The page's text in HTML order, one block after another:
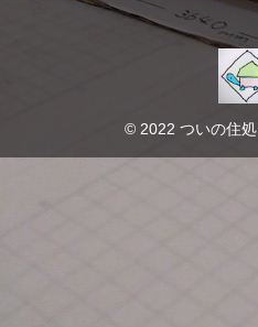
© 2022 ついの住処